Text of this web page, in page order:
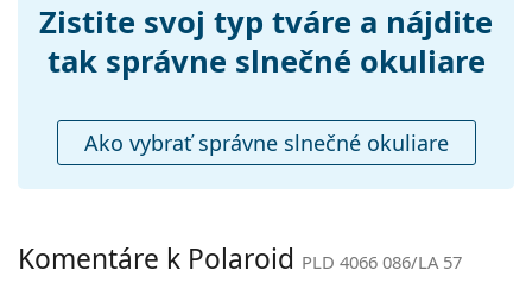
vrecko.
Preskúmajte celú ponukuslnečných okuliarova
Príslušenstvo
Puzdro:
Nie
handrička:
Ostatné
Typ:
Dámske
Značka:
Polaroid
Zistite svoj typ tváre a nájdite
tak správne slnečné okuliare
Ako vybrať správne slnečné okuliare
Komentáre k Polaroid PLD 4066 086/LA 57